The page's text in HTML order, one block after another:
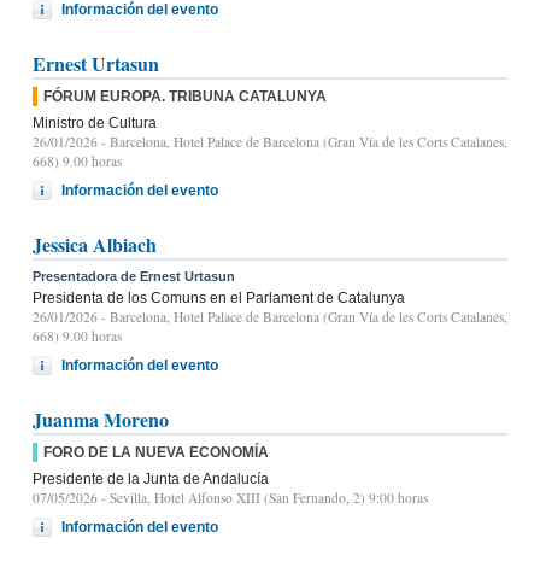
Información del evento
Ernest Urtasun
FÓRUM EUROPA. TRIBUNA CATALUNYA
Ministro de Cultura
26/01/2026 - Barcelona, Hotel Palace de Barcelona (Gran Vía de les Corts Catalanes,
668) 9.00 horas
Información del evento
Jessica Albiach
Presentadora de Ernest Urtasun
Presidenta de los Comuns en el Parlament de Catalunya
26/01/2026 - Barcelona, Hotel Palace de Barcelona (Gran Vía de les Corts Catalanes,
668) 9.00 horas
Información del evento
Juanma Moreno
FORO DE LA NUEVA ECONOMÍA
Presidente de la Junta de Andalucía
07/05/2026 - Sevilla, Hotel Alfonso XIII (San Fernando, 2) 9:00 horas
Información del evento